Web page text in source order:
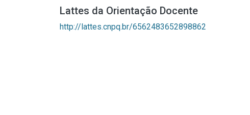
Lattes da Orientação Docente
http://lattes.cnpq.br/6562483652898862